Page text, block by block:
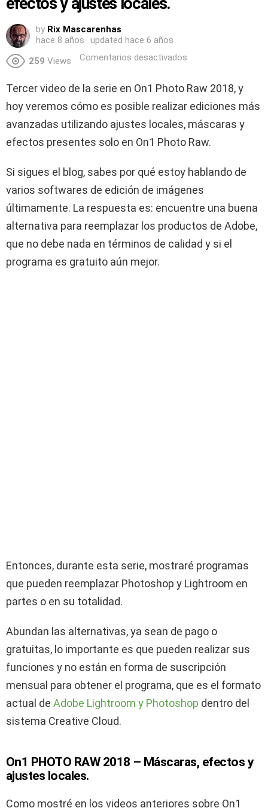
by Rix Mascarenhas
hace 8 años
updated hace 6 años
259 Views Comentarios desactivados
Tercer video de la serie en On1 Photo Raw 2018, y
hoy veremos cómo es posible realizar ediciones más
avanzadas utilizando ajustes locales, máscaras y
efectos presentes solo en On1 Photo Raw.
Si sigues el blog, sabes por qué estoy hablando de
varios softwares de edición de imágenes
últimamente. La respuesta es: encuentre una buena
alternativa para reemplazar los productos de Adobe,
que no debe nada en términos de calidad y si el
programa es gratuito aún mejor.
Entonces, durante esta serie, mostraré programas
que pueden reemplazar Photoshop y Lightroom en
partes o en su totalidad.
Abundan las alternativas, ya sean de pago o
gratuitas, lo importante es que pueden realizar sus
funciones y no están en forma de suscripción
mensual para obtener el programa, que es el formato
actual de Adobe Lightroom y Photoshop dentro del
sistema Creative Cloud.
On1 PHOTO RAW 2018 – Máscaras, efectos y
ajustes locales.
Como mostré en los videos anteriores sobre On1